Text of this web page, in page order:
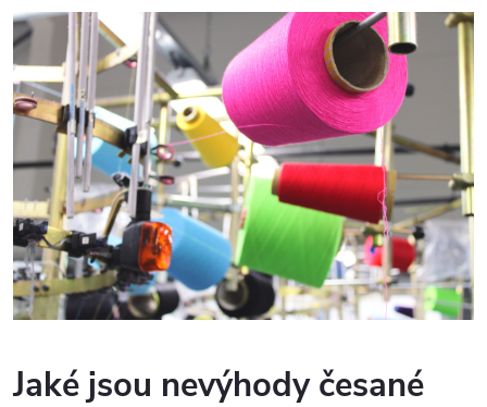
Jaké jsou nevýhody česané